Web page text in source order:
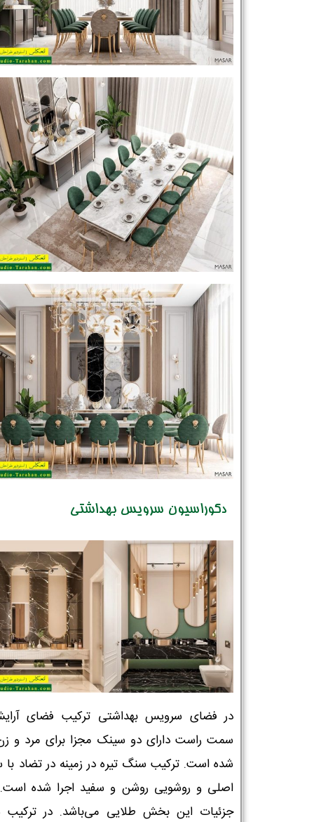
دکوراسیون سرویس بهداشتی
در فضای سرویس بهداشتی ترکیب فضای
سمت راست دارای دو سینک مجزا برای مرد و
شده است. ترکیب سنگ تیره در زمینه در تضاد
اصلی و روشویی روشن و سفید اجرا شده است.
جزئیات این بخش طلایی می‌باشد. در
نام و نام خانوادگی : *